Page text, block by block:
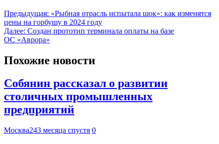
Предыдущая: «Рыбная отрасль испытала шок»: как изменятся
цены на горбушу в 2024 году
Далее: Создан прототип терминала оплаты на базе
ОС «Аврора»
Похожие новости
Собянин рассказал о развитии
столичных промышленных
предприятий
Москва243 месяца спустя 0